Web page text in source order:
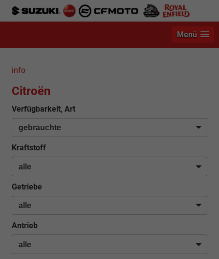
Menü
info
Citroën
Verfügbarkeit, Art
Kraftstoff
Getriebe
Antrieb